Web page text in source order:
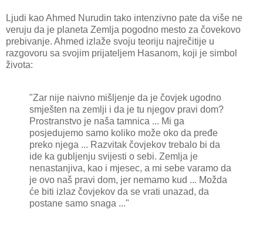
Ljudi kao Ahmed Nurudin tako intenzivno pate da više ne
veruju da je planeta Zemlja pogodno mesto za čovekovo
prebivanje. Ahmed izlaže svoju teoriju najrečitije u
razgovoru sa svojim prijateljem Hasanom, koji je simbol
života:
"Zar nije naivno mišljenje da je čovjek ugodno
smješten na zemlji i da je tu njegov pravi dom?
Prostranstvo je naša tamnica ... Mi ga
posjedujemo samo koliko može oko da pređe
preko njega ... Razvitak čovjekov trebalo bi da
ide ka gubljenju svijesti o sebi. Zemlja je
nenastanjiva, kao i mjesec, a mi sebe varamo da
je ovo naš pravi dom, jer nemamo kud ... Možda
će biti izlaz čovjekov da se vrati unazad, da
postane samo snaga ..."